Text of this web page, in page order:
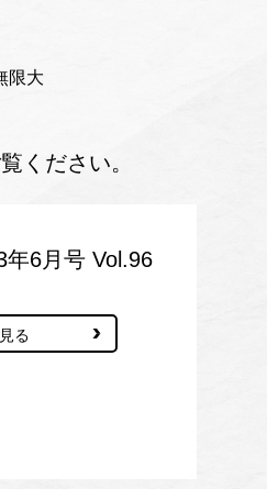
限大
ください。
6月号 Vol.96
る